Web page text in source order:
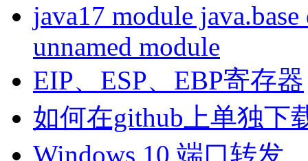
java17 module
unnamed module
EIP、ESP、EBP寄存器
如何在github上单独下
Windows 10 端口转发